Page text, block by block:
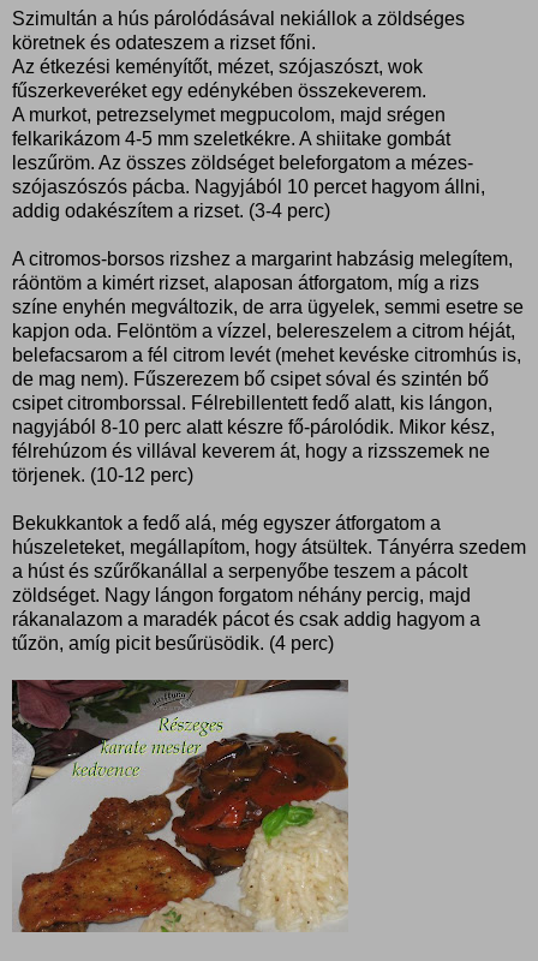
Szimultán a hús párolódásával nekiállok a zöldséges
köretnek és odateszem a rizset főni.
Az étkezési keményítőt, mézet, szójaszószt, wok
fűszerkeveréket egy edénykében összekeverem.
A murkot, petrezselymet megpucolom, majd srégen
felkarikázom 4-5 mm szeletkékre. A shiitake gombát
leszűröm. Az összes zöldséget beleforgatom a mézes-
szójaszószós pácba. Nagyjából 10 percet hagyom állni,
addig odakészítem a rizset. (3-4 perc)
A citromos-borsos rizshez a margarint habzásig melegítem,
ráöntöm a kimért rizset, alaposan átforgatom, míg a rizs
színe enyhén megváltozik, de arra ügyelek, semmi esetre se
kapjon oda. Felöntöm a vízzel, belereszelem a citrom héját,
belefacsarom a fél citrom levét (mehet kevéske citromhús is,
de mag nem). Fűszerezem bő csipet sóval és szintén bő
csipet citromborssal. Félrebillentett fedő alatt, kis lángon,
nagyjából 8-10 perc alatt készre fő-párolódik. Mikor kész,
félrehúzom és villával keverem át, hogy a rizsszemek ne
törjenek. (10-12 perc)
Bekukkantok a fedő alá, még egyszer átforgatom a
húszeleteket, megállapítom, hogy átsültek. Tányérra szedem
a húst és szűrőkanállal a serpenyőbe teszem a pácolt
zöldséget. Nagy lángon forgatom néhány percig, majd
rákanalazom a maradék pácot és csak addig hagyom a
tűzön, amíg picit besűrüsödik. (4 perc)